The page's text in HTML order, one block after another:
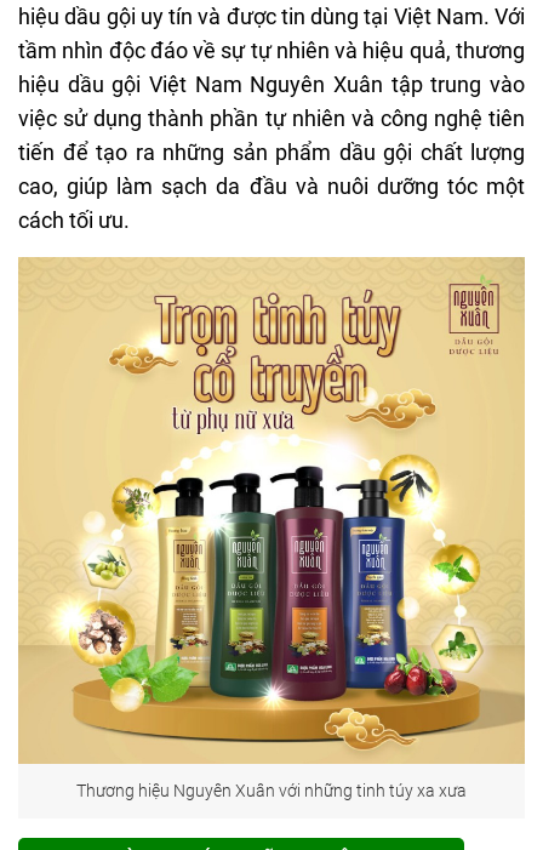
hiệu dầu gội uy tín và được tin dùng tại Việt Nam. Với
tầm nhìn độc đáo về sự tự nhiên và hiệu quả, thương
hiệu dầu gội Việt Nam Nguyên Xuân tập trung vào
việc sử dụng thành phần tự nhiên và công nghệ tiên
tiến để tạo ra những sản phẩm dầu gội chất lượng
cao, giúp làm sạch da đầu và nuôi dưỡng tóc một
cách tối ưu.
Thương hiệu Nguyên Xuân với những tinh túy xa xưa